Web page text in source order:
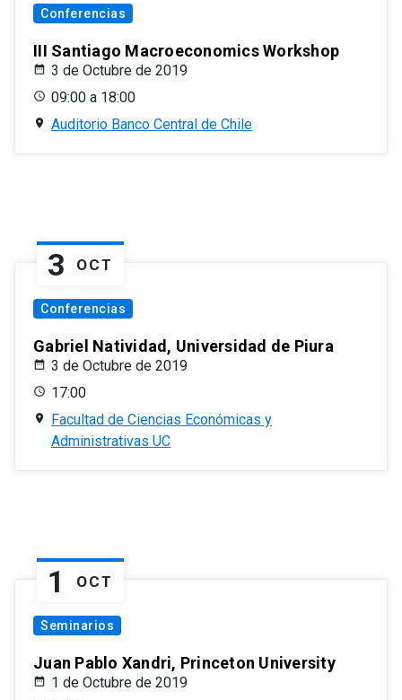
Conferencias
III Santiago Macroeconomics Workshop
3 de Octubre de 2019
09:00 a 18:00
Auditorio Banco Central de Chile
3 OCT
Conferencias
Gabriel Natividad, Universidad de Piura
3 de Octubre de 2019
17:00
Facultad de Ciencias Económicas y
Administrativas UC
1 OCT
Seminarios
Juan Pablo Xandri, Princeton University
1 de Octubre de 2019